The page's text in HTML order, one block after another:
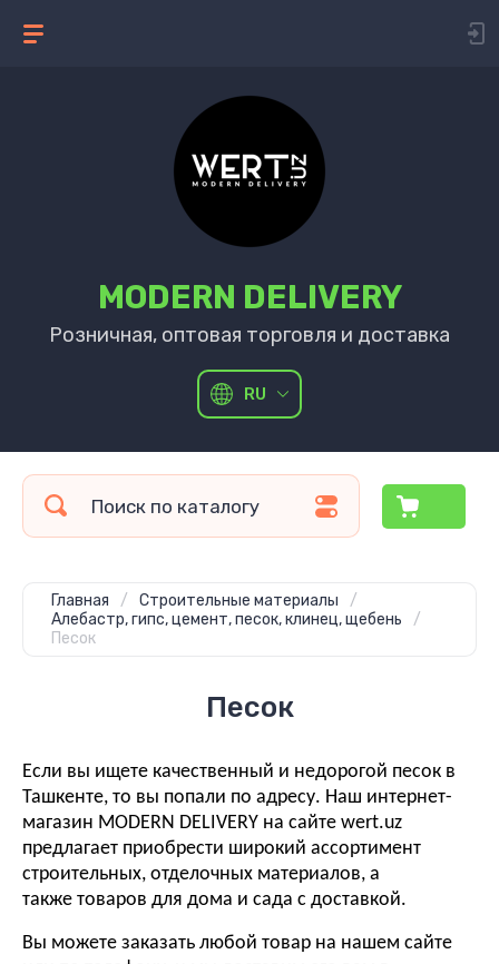
MODERN DELIVERY
Розничная, оптовая торговля и доставка
RU
Главная / Строительные материалы
/
Алебастр, гипс, цемент, песок, клинец, щебень
/
Песок
Песок
Если вы ищете качественный и недорогой песок в
Ташкенте, то вы попали по адресу. Наш интернет-
магазин MODERN DELIVERY на сайте wert.uz
предлагает приобрести широкий ассортимент
строительных, отделочных материалов, а
также товаров для дома и сада с доставкой.
Вы можете заказать любой товар на нашем сайте